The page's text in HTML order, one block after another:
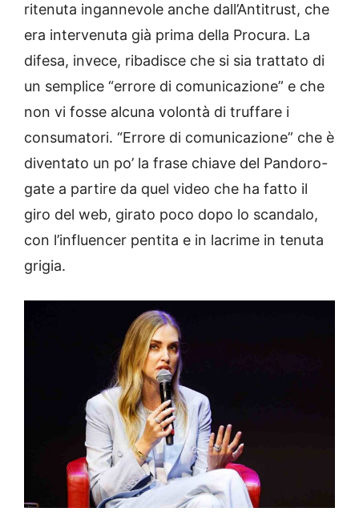
ritenuta ingannevole anche dall’Antitrust, che
era intervenuta già prima della Procura. La
difesa, invece, ribadisce che si sia trattato di
un semplice “errore di comunicazione” e che
non vi fosse alcuna volontà di truffare i
consumatori. “Errore di comunicazione” che è
diventato un po’ la frase chiave del Pandoro-
gate a partire da quel video che ha fatto il
giro del web, girato poco dopo lo scandalo,
con l’influencer pentita e in lacrime in tenuta
grigia.